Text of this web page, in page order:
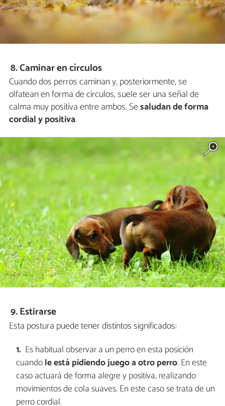
8. Caminar en círculos
Cuando dos perros caminan y, posteriormente, se
olfatean en forma de círculos, suele ser una señal de
calma muy positiva entre ambos. Sesaludan de forma
cordial y positiva.
9. Estirarse
Esta postura puede tener distintos significados:
Es habitual observar a un perro en esta posición
cuandole está pidiendo juego a otro perro. En este
caso actuará de forma alegre y positiva, realizando
movimientos de cola suaves. En este caso se trata de un
perro cordial.